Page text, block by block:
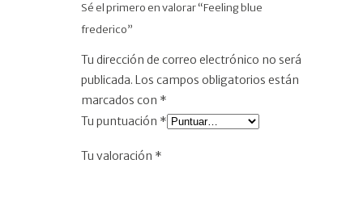
Sé el primero en valorar “Feeling blue
frederico”
Tu dirección de correo electrónico no será
publicada. Los campos obligatorios están
marcados con *
Tu puntuación *
Tu valoración *